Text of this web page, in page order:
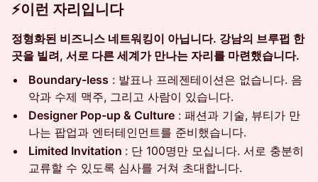
⚡이런 자리입니다
정형화된 비즈니스 네트워킹이 아닙니다. 강남의 브루펍 한
곳을 빌려, 서로 다른 세계가 만나는 자리를 마련했습니다.
Boundary-less : 발표나 프레젠테이션은 없습니다. 음
악과 수제 맥주, 그리고 사람이 있습니다.
Designer Pop-up & Culture : 패션과 기술, 뷰티가 만
나는 팝업과 엔터테인먼트를 준비했습니다.
Limited Invitation : 단 100명만 모십니다. 서로 충분히
교류할 수 있도록 심사를 거쳐 초대합니다.